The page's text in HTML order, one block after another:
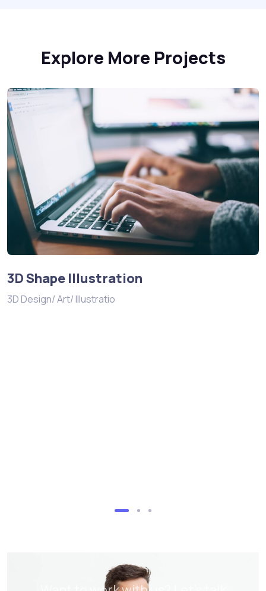
Explore More Projects
3D Shape Illustration
3D Design/ Art/ Illustratio